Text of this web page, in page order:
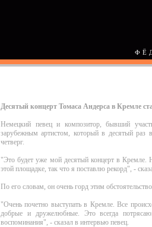
Десятый концерт Томаса Андерса в Кремле
Немецкий певец и композитор, бывший
зарубежным артистом, который в десятый раз
четверг.
"Это будет уже мой десятый концерт в Кремле.
этой площадке, так что я поставлю рекорд", -
По его словам, он очень горд этим
"Очень почетно выступать в Кремле. Все
добрые и дружелюбные. Это всегда
воспоминания", - сказал в интервью певец.